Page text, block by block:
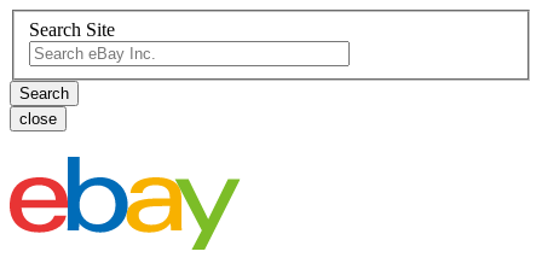
Search Site
close